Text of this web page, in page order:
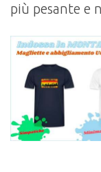
più pesante e